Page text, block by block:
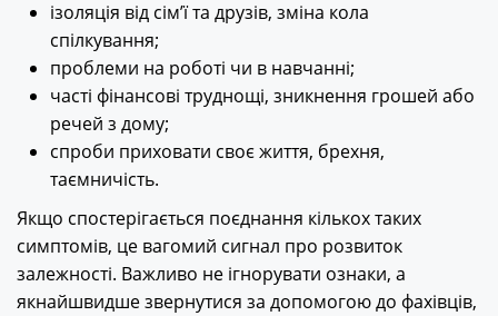
ізоляція від сім’ї та друзів, зміна кола
спілкування;
проблеми на роботі чи в навчанні;
часті фінансові труднощі, зникнення грошей або
речей з дому;
спроби приховати своє життя, брехня,
таємничість.
Якщо спостерігається поєднання кількох таких
симптомів, це вагомий сигнал про розвиток
залежності. Важливо не ігнорувати ознаки, а
якнайшвидше звернутися за допомогою до фахівців,